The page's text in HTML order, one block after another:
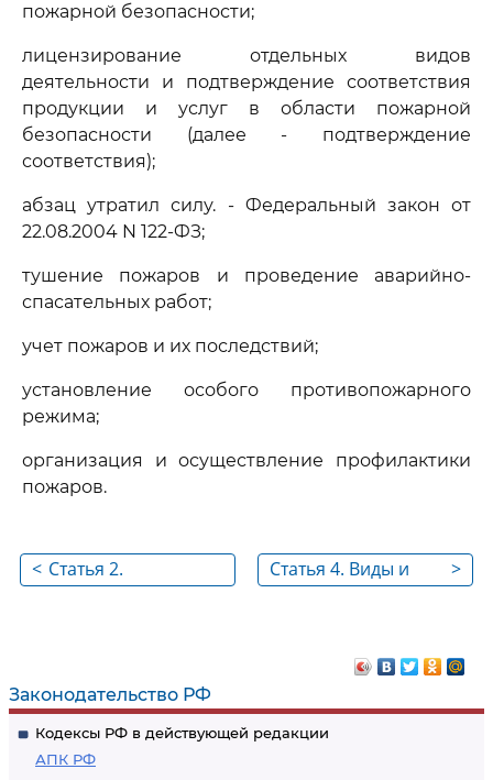
Законодательство РФ
Кодексы РФ в действующей редакции
АПК РФ
пожарной безопасности;
лицензирование отдельных видов
деятельности и подтверждение соответствия
продукции и услуг в области пожарной
безопасности (далее - подтверждение
соответствия);
абзац утратил силу. - Федеральный закон от
22.08.2004 N 122-ФЗ;
тушение пожаров и проведение аварийно-
спасательных работ;
учет пожаров и их последствий;
установление особого противопожарного
режима;
организация и осуществление профилактики
пожаров.
< Статья 2.
безопасности
>
Статья 4. Виды и